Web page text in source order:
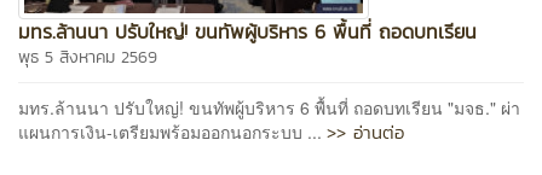
มทร.ล้านนา ปรับใหญ่! ขนทัพผู้บริหาร 6 พื้นที่ ถอดบทเรียน
พุธ 5 สิงหาคม 2569
มทร.ล้านนา ปรับใหญ่! ขนทัพผู้บริหาร 6 พื้นที่ ถอดบทเรียน "มจธ." ผ่า
แผนการเงิน-เตรียมพร้อมออกนอกระบบ ... >> อ่านต่อ